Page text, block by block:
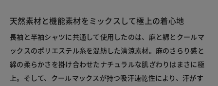
天然素材と機能素材をミックスして極上の着心地
長袖と半袖シャツに共通して使用したのは、麻と綿とクールマ
ックスのポリエステル糸を混紡した清涼素材。麻のさらり感と
綿の柔らかさを掛け合わせたナチュラルな肌ざわりはまさに極
上。そして、クールマックスが持つ吸汗速乾性により、汗がす